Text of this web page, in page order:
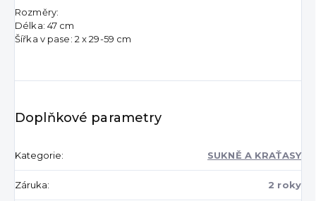
Rozměry:
Délka: 47 cm
Šířka v pase: 2 x 29-59 cm
Doplňkové parametry
Kategorie: SUKNĚ A KRAŤASY
Záruka: 2 roky